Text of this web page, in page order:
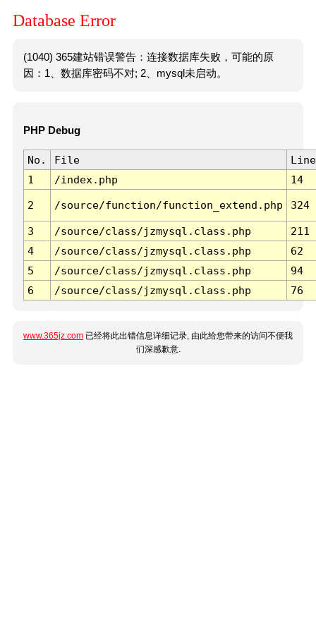
Database Error
(1040) 365建站错误警告：连接数据库失败，可能的原
因：1、数据库密码不对; 2、mysql未启动。
PHP Debug
No. File
Line
1
/index.php 14
2 /source/function/function_extend.php 324
3 /source/class/jzmysql.class.php
211
4
/source/class/jzmysql.class.php
62
5
/source/class/jzmysql.class.php
94
6
/source/class/jzmysql.class.php 76
www.365jz.com 已经将此出错信息详细记录, 由此给您带来的访问不便我
们深感歉意.